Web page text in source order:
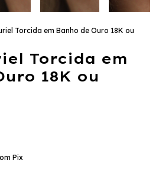
Torcida em Banho de Ouro 18K ou
Torcida em
18K ou
Pix